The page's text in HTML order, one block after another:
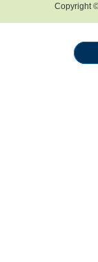
Copyright